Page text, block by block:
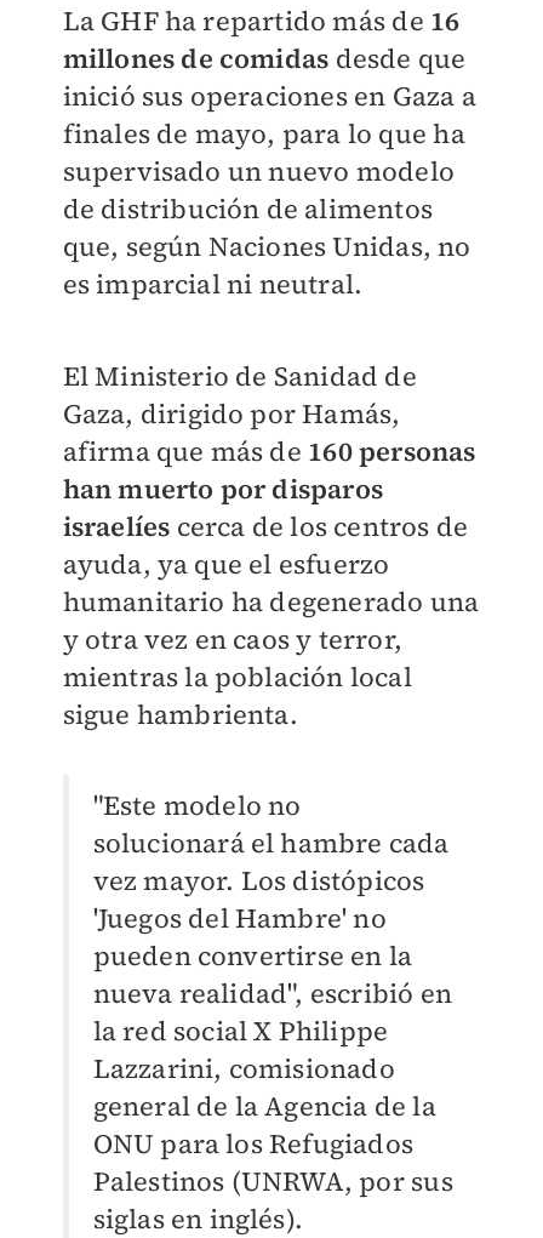
La GHF ha repartido más de 16
millones de comidas desde que
inició sus operaciones en Gaza a
finales de mayo, para lo que ha
supervisado un nuevo modelo
de distribución de alimentos
que, según Naciones Unidas, no
es imparcial ni neutral.
El Ministerio de Sanidad de
Gaza, dirigido por Hamás,
afirma que más de 160 personas
han muerto por disparos
israelíes cerca de los centros de
ayuda, ya que el esfuerzo
humanitario ha degenerado una
y otra vez en caos y terror,
mientras la población local
sigue hambrienta.
"Este modelo no
solucionará el hambre cada
vez mayor. Los distópicos
'Juegos del Hambre' no
pueden convertirse en la
nueva realidad", escribió en
la red social X Philippe
Lazzarini, comisionado
general de la Agencia de la
ONU para los Refugiados
Palestinos (UNRWA, por sus
siglas en inglés).